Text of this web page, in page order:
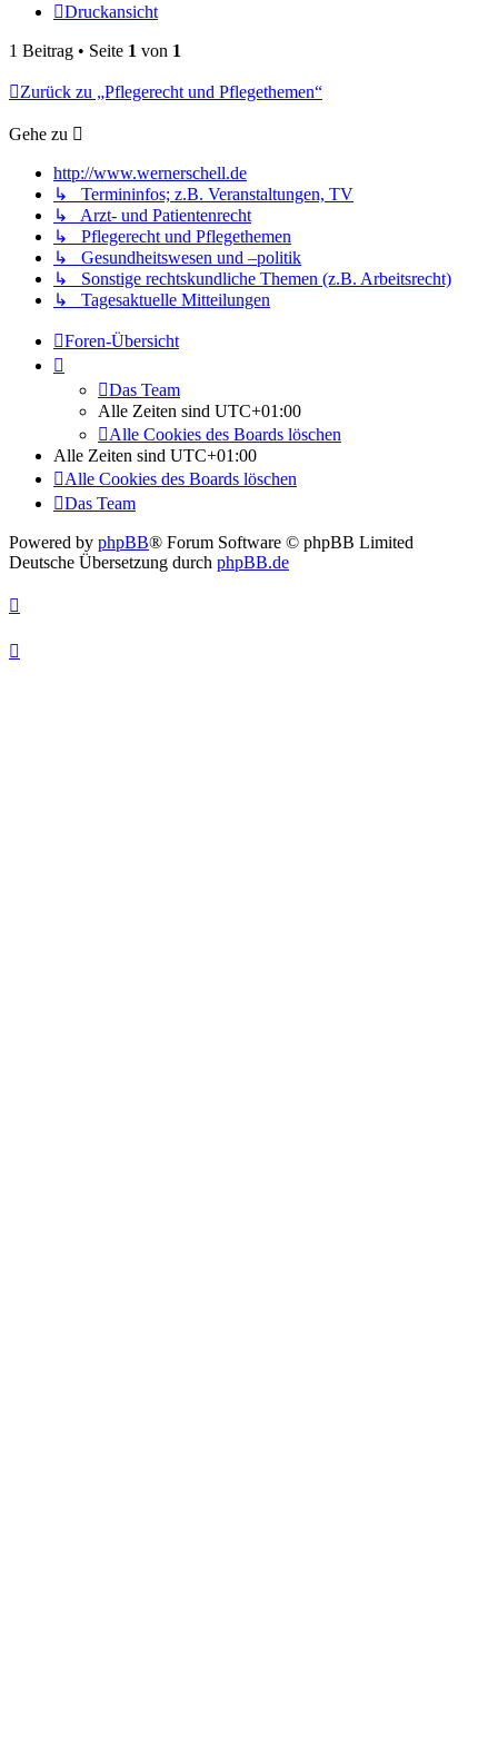
Druckansicht
1 Beitrag • Seite 1 von 1
Zurück zu „Pflegerecht und Pflegethemen“
Gehe zu
http://www.wernerschell.de
↳ Termininfos; z.B. Veranstaltungen, TV
↳ Arzt- und Patientenrecht
↳ Pflegerecht und Pflegethemen
↳ Gesundheitswesen und –politik
↳ Sonstige rechtskundliche Themen (z.B. Arbeitsrecht)
↳ Tagesaktuelle Mitteilungen
Foren-Übersicht
Das Team
Alle Zeiten sind UTC+01:00
Alle Cookies des Boards löschen
Alle Zeiten sind UTC+01:00
Alle Cookies des Boards löschen
Das Team
Powered by phpBB® Forum Software © phpBB Limited
Deutsche Übersetzung durch phpBB.de